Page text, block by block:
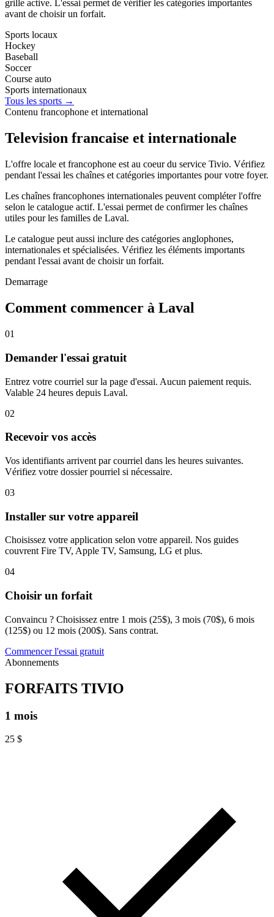
grille active. L'essai permet de vérifier les catégories importantes
avant de choisir un forfait.
Sports locaux
Hockey
Baseball
Soccer
Course auto
Sports internationaux
Tous les sports →
Contenu francophone et international
Television francaise et internationale
L'offre locale et francophone est au coeur du service Tivio. Vérifiez
pendant l'essai les chaînes et catégories importantes pour votre foyer.
Les chaînes francophones internationales peuvent compléter l'offre
selon le catalogue actif. L'essai permet de confirmer les chaînes
utiles pour les familles de Laval.
Le catalogue peut aussi inclure des catégories anglophones,
internationales et spécialisées. Vérifiez les éléments importants
pendant l'essai avant de choisir un forfait.
Demarrage
Comment commencer à Laval
01
Demander l'essai gratuit
Entrez votre courriel sur la page d'essai. Aucun paiement requis.
Valable 24 heures depuis Laval.
02
Recevoir vos accès
Vos identifiants arrivent par courriel dans les heures suivantes.
Vérifiez votre dossier pourriel si nécessaire.
03
Installer sur votre appareil
Choisissez votre application selon votre appareil. Nos guides
couvrent Fire TV, Apple TV, Samsung, LG et plus.
04
Choisir un forfait
Convaincu ? Choisissez entre 1 mois (25$), 3 mois (70$), 6 mois
(125$) ou 12 mois (200$). Sans contrat.
Commencer l'essai gratuit
Abonnements
FORFAITS TIVIO
1 mois
25 $